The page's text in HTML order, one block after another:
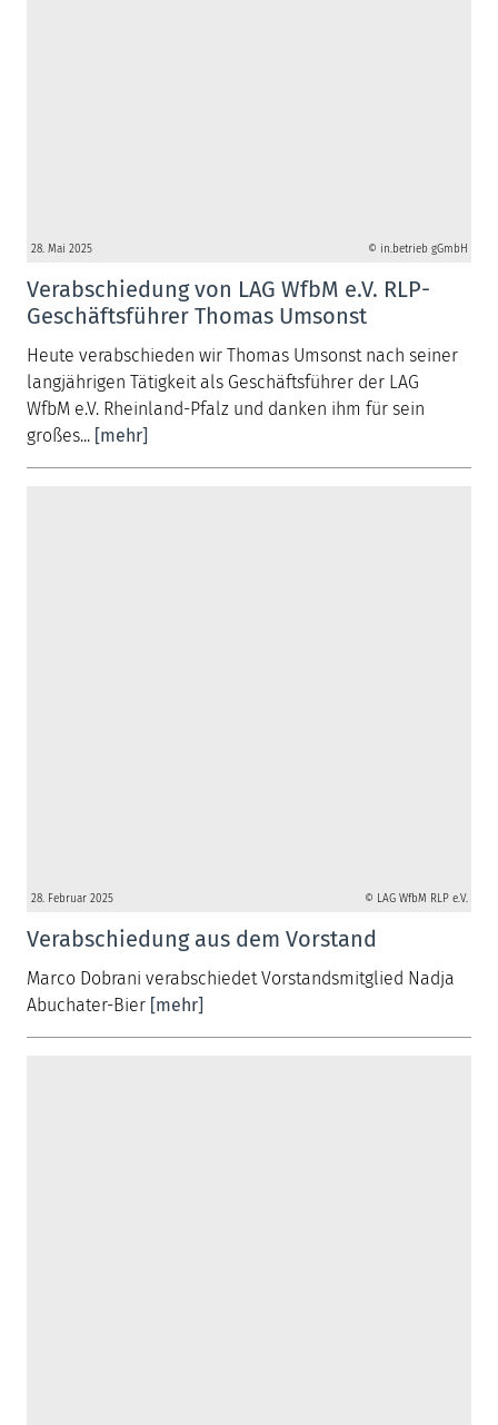
28. Mai 2025 © in.betrieb gGmbH
Verabschiedung von LAG WfbM e.V. RLP-
Geschäftsführer Thomas Umsonst
Heute verabschieden wir Thomas Umsonst nach seiner
langjährigen Tätigkeit als Geschäftsführer der LAG
WfbM e.V. Rheinland-Pfalz und danken ihm für sein
großes... [mehr]
28. Februar 2025 © LAG WfbM RLP e.V.
Verabschiedung aus dem Vorstand
Marco Dobrani verabschiedet Vorstandsmitglied Nadja
Abuchater-Bier [mehr]